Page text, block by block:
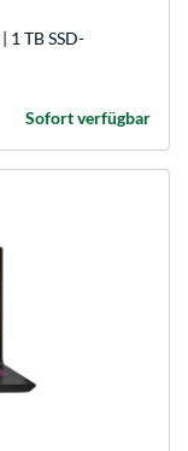
1 TB SSD-
Sofort verfügbar